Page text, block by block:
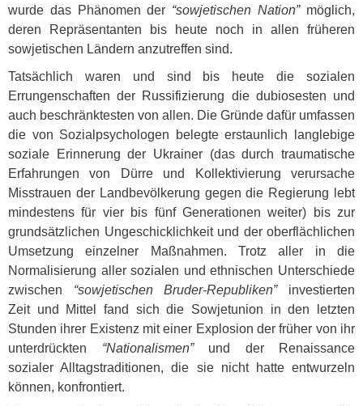
wurde das Phänomen der “sowjetischen Nation”möglich,
deren Repräsentanten bis heute noch in allen früheren
sowjetischen Ländern anzutreffen sind.
Tatsächlich waren und sind bis heute die sozialen
Errungenschaften der Russifizierung die dubiosesten und
auch beschränktesten von allen. Die Gründe dafür umfassen
die von Sozialpsychologen belegte erstaunlich langlebige
soziale Erinnerung der Ukrainer (das durch traumatische
Erfahrungen von Dürre und Kollektivierung verursache
Misstrauen der Landbevölkerung gegen die Regierung lebt
mindestens für vier bis fünf Generationen weiter) bis zur
grundsätzlichen Ungeschicklichkeit und der oberflächlichen
Umsetzung einzelner Maßnahmen. Trotz aller in die
Normalisierung aller sozialen und ethnischen Unterschiede
zwischen “sowjetischen Bruder-Republiken”investierten
Zeit und Mittel fand sich die Sowjetunion in den letzten
Stunden ihrer Existenz mit einer Explosion der früher von ihr
unterdrückten “Nationalismen”und der Renaissance
sozialer Alltagstraditionen, die sie nicht hatte entwurzeln
können, konfrontiert.